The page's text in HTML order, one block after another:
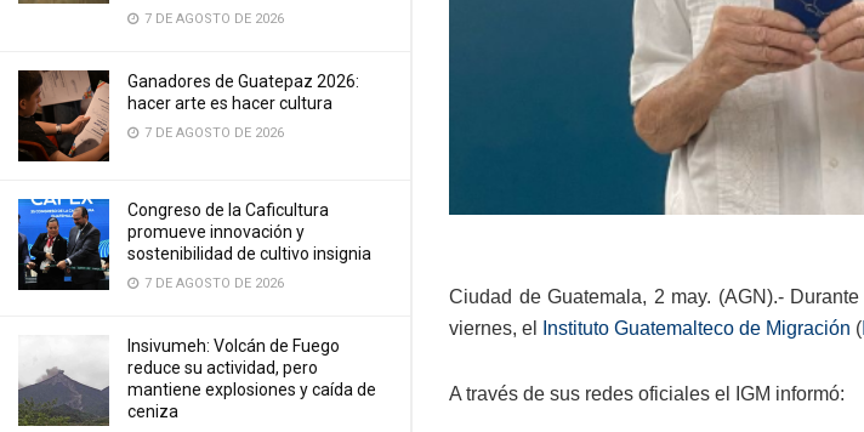
7 DE AGOSTO DE 2026
Ganadores de Guatepaz 2026:
hacer arte es hacer cultura
7 DE AGOSTO DE 2026
Congreso de la Caficultura
promueve innovación y
sostenibilidad de cultivo insignia
7 DE AGOSTO DE 2026
Insivumeh: Volcán de Fuego
reduce su actividad, pero
mantiene explosiones y caída de
ceniza
Ciudad de Guatemala, 2 may. (AGN).-
viernes, el
Instituto Guatemalteco de Migración (
A través de sus redes oficiales el IGM informó: